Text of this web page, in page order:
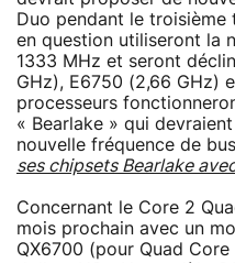
Duo pendant le troisième
en question utiliseront la
1333 MHz et seront
GHz), E6750 (2,66 GHz)
processeurs
« Bearlake » qui
nouvelle fréquence de
ses chipsets Bearlake
Concernant le Core 2
mois prochain avec un
QX6700 (pour Quad